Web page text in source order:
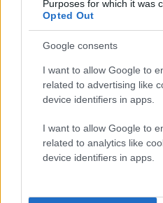
Purposes for which it was
Opted Out
Google consents
I want to allow Google to
related to advertising like
device identifiers in apps.
I want to allow Google to
related to analytics like
device identifiers in apps.
μεταφερθείτε στις
και από εκεί πατήστε την
Engines".
1. Δημιουργήστε μια
αναζήτησης από τον τομέα
γράψετε "https://
2. Κάνετε τη νέα